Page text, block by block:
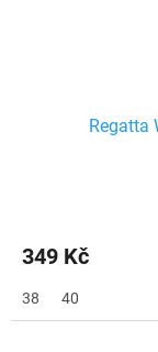
Regatta
349 Kč
38 40